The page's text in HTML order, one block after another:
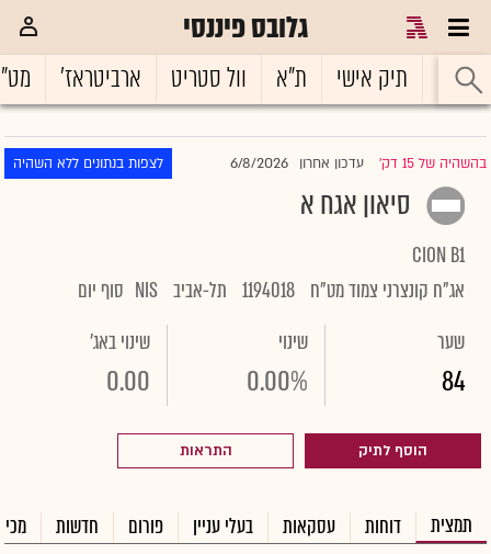
גלובס פיננסי
ראשי תיק אישי ת"א וול סטריט ארביטראז'
בהשהיה של 15 דק' |עדכון אחרון 6/8/2026 לצפות בנתונים ללא השהיה
סיאון אגח א
CION B1
אג"ח קונצרני צמוד מט"ח 1194018 תל-אביב NIS סוף יום
שער
84
שינוי
0.00%
שינוי באג'
0.00
הוסף לתיק התראות
תמצית דוחות עסקאות בעלי עניין פורום חדשות